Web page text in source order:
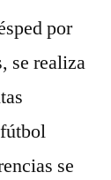
por
se realiza
se